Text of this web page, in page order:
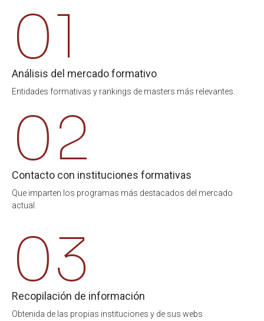
01
Análisis del mercado formativo
Entidades formativas y rankings de masters más relevantes.
02
Contacto con instituciones formativas
Que imparten los programas más destacados del mercado
actual.
03
Recopilación de información
Obtenida de las propias instituciones y de sus webs